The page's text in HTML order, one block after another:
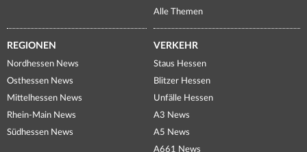
Alle Themen
REGIONEN
Nordhessen News
Osthessen News
Mittelhessen News
Rhein-Main News
Südhessen News
VERKEHR
Staus Hessen
Blitzer Hessen
Unfälle Hessen
A3 News
A5 News
A661 News